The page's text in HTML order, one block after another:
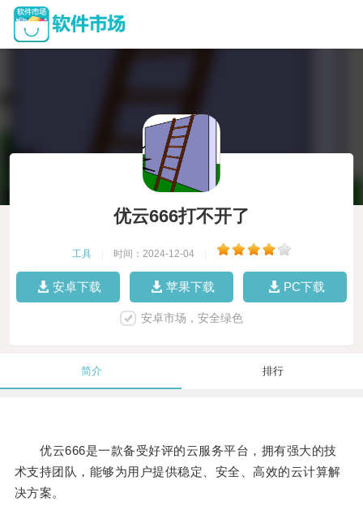
优云666打不开了
工具 时间：2024-12-04
安卓下载 苹果下载 PC下载
安卓市场，安全绿色
简介 排行
优云666是一款备受好评的云服务平台，拥有强大的技
术支持团队，能够为用户提供稳定、安全、高效的云计算解
决方案。